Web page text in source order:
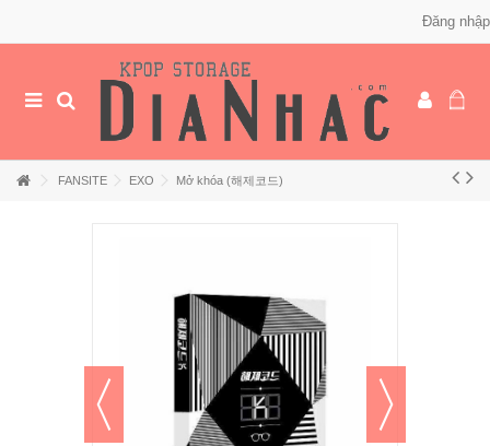
Đăng nhập
FANSITE EXO Mở khóa (해제코드)